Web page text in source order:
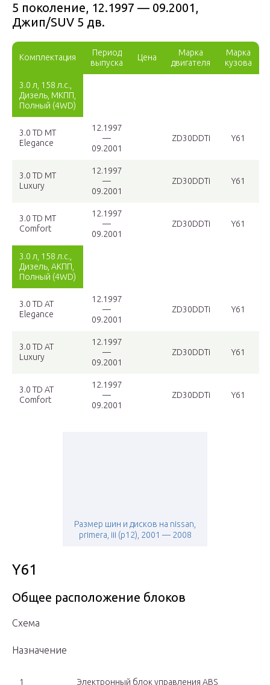
5 поколение, 12.1997 — 09.2001,
Джип/SUV 5 дв.
Комплектация
Период
выпуска
Цена
Марка
двигателя
Марка
кузова
3.0 л, 158 л.с.,
Дизель, МКПП,
Полный (4WD)
3.0 TD MT
Elegance
12.1997
—
09.2001
ZD30DDTi Y61
3.0 TD MT
Luxury
12.1997
—
09.2001
ZD30DDTi Y61
3.0 TD MT
Comfort
12.1997
—
09.2001
ZD30DDTi Y61
3.0 л, 158 л.с.,
Дизель, АКПП,
Полный (4WD)
3.0 TD AT
Elegance
12.1997
—
09.2001
ZD30DDTi Y61
3.0 TD AT
Luxury
12.1997
—
09.2001
ZD30DDTi Y61
3.0 TD AT
Comfort
12.1997
—
09.2001
ZD30DDTi Y61
Размер шин и дисков на nissan,
primera, iii (p12), 2001 — 2008
Y61
Общее расположение блоков
Схема
Назначение
1 Электронный блок управления ABS